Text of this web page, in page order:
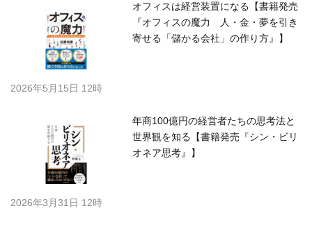
オフィスは経営装置になる【書籍発売
『オフィスの魔力 人・金・夢を引き
寄せる「儲かる会社」の作り方』】
2026年5月15日 12時
年商100億円の経営者たちの思考法と
世界観を知る【書籍発売『シン・ビリ
オネア思考』】
2026年3月31日 12時